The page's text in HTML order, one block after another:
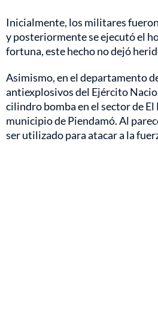
Inicialmente, los militares
y posteriormente se ejecutó el
fortuna, este hecho no dejó
Asimismo, en el departamento
antiexplosivos del Ejército
cilindro bomba en el sector de El
municipio de Piendamó. Al
ser utilizado para atacar a la